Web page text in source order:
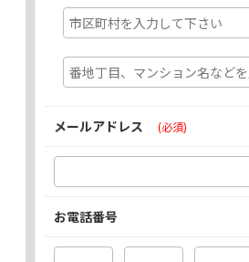
メールアドレス (必須)
お電話番号